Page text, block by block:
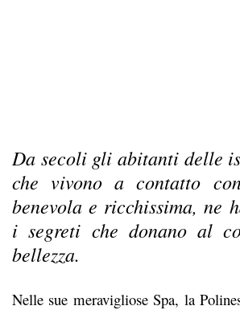
Da secoli gli abitanti delle
che vivono a contatto
benevola e ricchissima, ne
i segreti che donano al
bellezza.
Nelle sue meravigliose Spa, la